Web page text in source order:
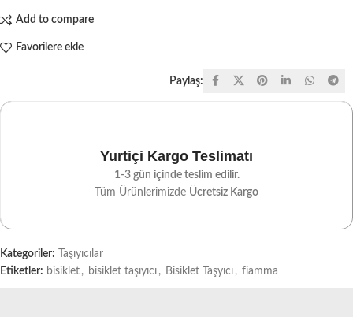
Add to compare
Favorilere ekle
Paylaş:
Yurtiçi Kargo Teslimatı
1-3 gün içinde teslim edilir.
Tüm Ürünlerimizde Ücretsiz Kargo
Kategoriler:
Taşıyıcılar
Etiketler: bisiklet , bisiklet taşıyıcı , Bisiklet Taşyıcı , fiamma